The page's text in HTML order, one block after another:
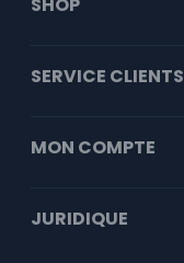
SERVICE CLIENTS
MON COMPTE
JURIDIQUE